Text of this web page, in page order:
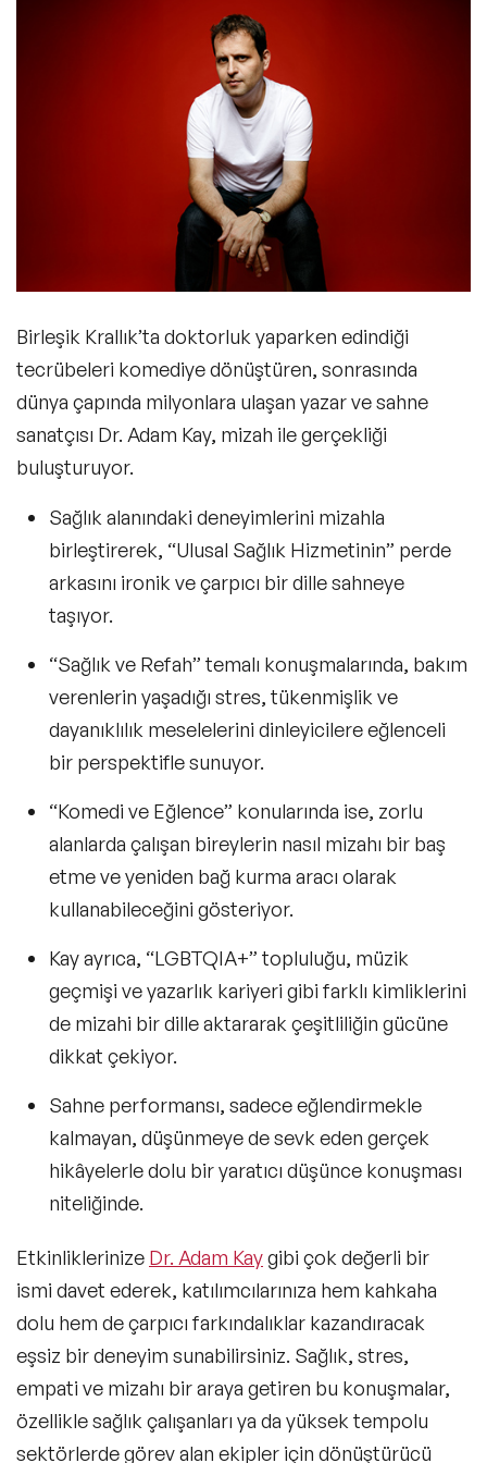
Birleşik Krallık’ta doktorluk yaparken edindiği
tecrübeleri komediye dönüştüren, sonrasında
dünya çapında milyonlara ulaşan yazar ve sahne
sanatçısı Dr. Adam Kay, mizah ile gerçekliği
buluşturuyor.
Sağlık alanındaki deneyimlerini mizahla
birleştirerek, “Ulusal Sağlık Hizmetinin” perde
arkasını ironik ve çarpıcı bir dille sahneye
taşıyor.
“Sağlık ve Refah” temalı konuşmalarında, bakım
verenlerin yaşadığı stres, tükenmişlik ve
dayanıklılık meselelerini dinleyicilere eğlenceli
bir perspektifle sunuyor.
“Komedi ve Eğlence” konularında ise, zorlu
alanlarda çalışan bireylerin nasıl mizahı bir baş
etme ve yeniden bağ kurma aracı olarak
kullanabileceğini gösteriyor.
Kay ayrıca, “LGBTQIA+” topluluğu, müzik
geçmişi ve yazarlık kariyeri gibi farklı kimliklerini
de mizahi bir dille aktararak çeşitliliğin gücüne
dikkat çekiyor.
Sahne performansı, sadece eğlendirmekle
kalmayan, düşünmeye de sevk eden gerçek
hikâyelerle dolu biryaratıcı düşünce konuşması
niteliğinde.
Etkinliklerinize Dr. Adam Kaygibi çok değerli bir
ismi davet ederek, katılımcılarınıza hem kahkaha
dolu hem de çarpıcı farkındalıklar kazandıracak
eşsiz bir deneyim sunabilirsiniz. Sağlık, stres,
empati ve mizahı bir araya getiren bu konuşmalar,
özellikle sağlık çalışanları ya da yüksek tempolu
sektörlerde görev alan ekipler için dönüştürücü